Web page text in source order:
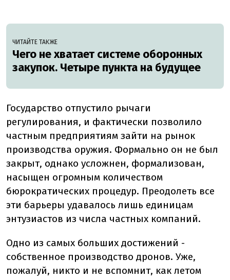
ЧИТАЙТЕ ТАКЖЕ
Чего не хватает системе оборонных
закупок. Четыре пункта на будущее
Государство отпустило рычаги
регулирования, и фактически позволило
частным предприятиям зайти на рынок
производства оружия. Формально он не был
закрыт, однако усложнен, формализован,
насыщен огромным количеством
бюрократических процедур. Преодолеть все
эти барьеры удавалось лишь единицам
энтузиастов из числа частных компаний.
Одно из самых больших достижений -
собственное производство дронов. Уже,
пожалуй, никто и не вспомнит, как летом